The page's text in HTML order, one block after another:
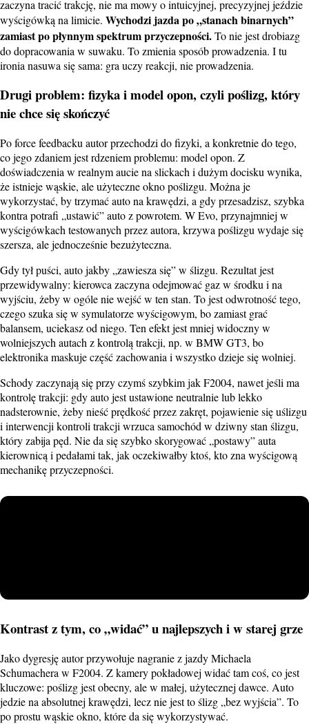
zaczyna tracić trakcję, nie ma mowy o intuicyjnej, precyzyjnej jeździe
wyścigówką na limicie. Wychodzi jazda po „stanach binarnych”
zamiast po płynnym spektrum przyczepności.To nie jest drobiazg
do dopracowania w suwaku. To zmienia sposób prowadzenia. I tu
ironia nasuwa się sama: gra uczy reakcji, nie prowadzenia.
Drugi problem: fizyka i model opon, czyli poślizg, który
nie chce się skończyć
Po force feedbacku autor przechodzi do fizyki, a konkretnie do tego,
co jego zdaniem jest rdzeniem problemu: model opon. Z
doświadczenia w realnym aucie na slickach i dużym docisku wynika,
że istnieje wąskie, ale użyteczne okno poślizgu. Można je
wykorzystać, by trzymać auto na krawędzi, a gdy przesadzisz, szybka
kontra potrafi „ustawić” auto z powrotem. W Evo, przynajmniej w
wyścigówkach testowanych przez autora, krzywa poślizgu wydaje się
szersza, ale jednocześnie bezużyteczna.
Gdy tył puści, auto jakby „zawiesza się” w ślizgu. Rezultat jest
przewidywalny: kierowca zaczyna odejmować gaz w środku i na
wyjściu, żeby w ogóle nie wejść w ten stan. To jest odwrotność tego,
czego szuka się w symulatorze wyścigowym, bo zamiast grać
balansem, uciekasz od niego. Ten efekt jest mniej widoczny w
wolniejszych autach z kontrolą trakcji, np. w BMW GT3, bo
elektronika maskuje część zachowania i wszystko dzieje się wolniej.
Schody zaczynają się przy czymś szybkim jak F2004, nawet jeśli ma
kontrolę trakcji: gdy auto jest ustawione neutralnie lub lekko
nadsterownie, żeby nieść prędkość przez zakręt, pojawienie się uślizgu
i interwencji kontroli trakcji wrzuca samochód w dziwny stan ślizgu,
który zabija pęd. Nie da się szybko skorygować „postawy” auta
kierownicą i pedałami tak, jak oczekiwałby ktoś, kto zna wyścigową
mechanikę przyczepności.
Kontrast z tym, co „widać” u najlepszych i w starej grze
Jako dygresję autor przywołuje nagranie z jazdy Michaela
Schumachera w F2004. Z kamery pokładowej widać tam coś, co jest
kluczowe: poślizg jest obecny, ale w małej, użytecznej dawce. Auto
jedzie na absolutnej krawędzi, lecz nie jest to ślizg „bez wyjścia”. To
po prostu wąskie okno, które da się wykorzystywać.